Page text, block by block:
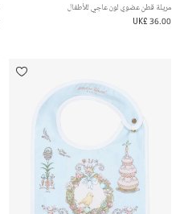
مريلة قطن عضوي لون عاجي للأطفال
UK£ 36.00